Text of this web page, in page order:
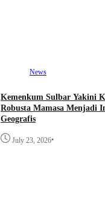
News
Kemenkum Sulbar Yakini
Robusta Mamasa Menjadi
Geografis
July 23, 2026•